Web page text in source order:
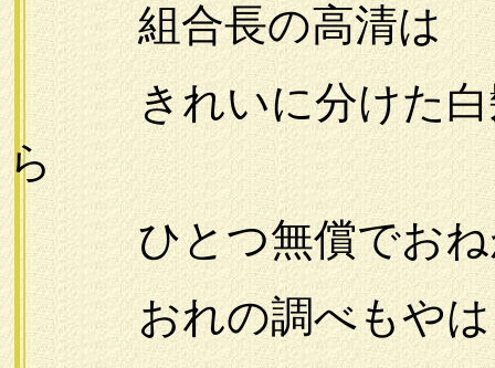
組合長の高清は
きれいに分けた白髪
ら
ひとつ無償でおねが
おれの調べもやは